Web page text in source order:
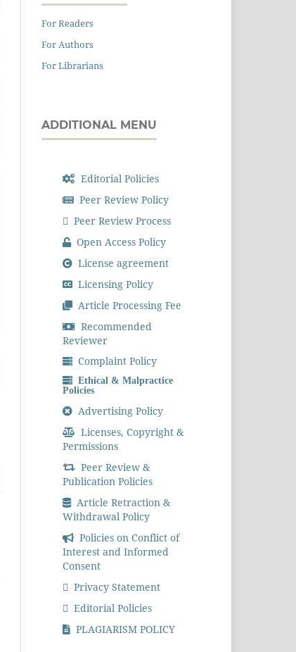
For Readers
For Authors
For Librarians
ADDITIONAL MENU
Editorial Policies
Peer Review Policy
Peer Review Process
Open Access Policy
License agreement
Licensing Policy
Article Processing Fee
Recommended
Reviewer
Complaint Policy
Ethical & Malpractice
Policies
Advertising Policy
Licenses, Copyright &
Permissions
Peer Review &
Publication Policies
Article Retraction &
Withdrawal Policy
Policies on Conflict of
Interest and Informed
Consent
Privacy Statement
Editorial Policies
PLAGIARISM POLICY